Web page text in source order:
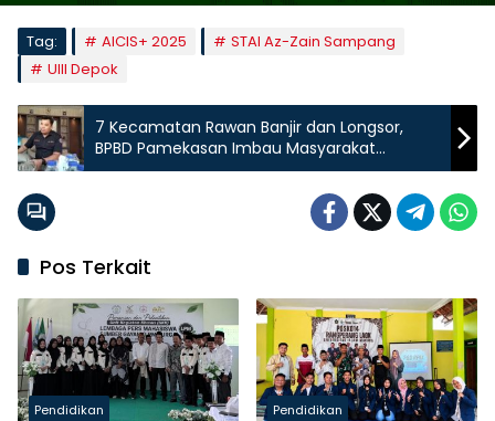
Tag: AICIS+ 2025
STAI Az-Zain Sampang
UIII Depok
7 Kecamatan Rawan Banjir dan Longsor,
BPBD Pamekasan Imbau Masyarakat
Waspada
Pos Terkait
Pendidikan Pendidikan